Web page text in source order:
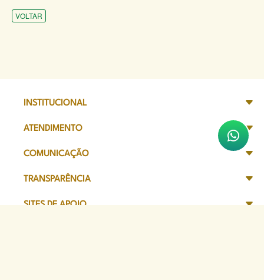
VOLTAR
INSTITUCIONAL
ATENDIMENTO
COMUNICAÇÃO
TRANSPARÊNCIA
SITES DE APOIO